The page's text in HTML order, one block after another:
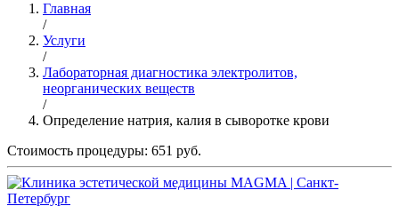
Главная
/
Услуги
/
Лабораторная диагностика электролитов,
неорганических веществ
/
Определение натрия, калия в сыворотке крови
Стоимость процедуры: 651 руб.